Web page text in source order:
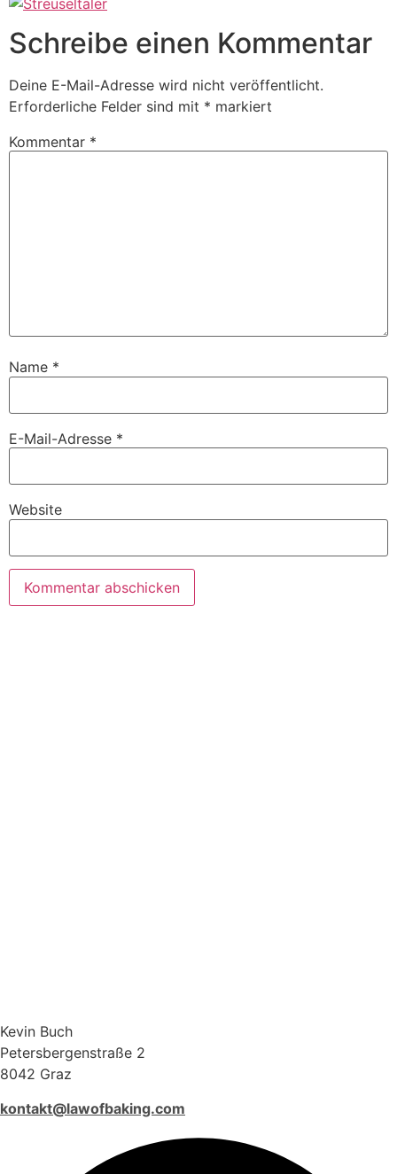
Schreibe einen Kommentar
Deine E-Mail-Adresse wird nicht veröffentlicht.
Erforderliche Felder sind mit * markiert
Kommentar *
Name *
E-Mail-Adresse *
Website
Kevin Buch
Petersbergenstraße 2
8042 Graz
kontakt@lawofbaking.com